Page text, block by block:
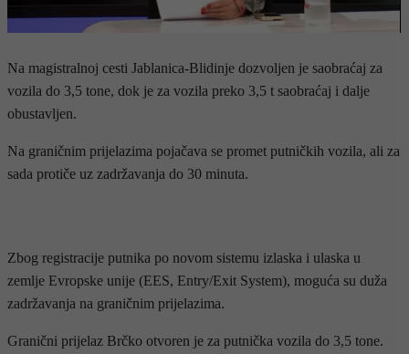
Na magistralnoj cesti Jablanica-Blidinje dozvoljen je saobraćaj za
vozila do 3,5 tone, dok je za vozila preko 3,5 t saobraćaj i dalje
obustavljen.
Na graničnim prijelazima pojačava se promet putničkih vozila, ali za
sada protiče uz zadržavanja do 30 minuta.
Zbog registracije putnika po novom sistemu izlaska i ulaska u
zemlje Evropske unije (EES, Entry/Exit System), moguća su duža
zadržavanja na graničnim prijelazima.
Granični prijelaz Brčko otvoren je za putnička vozila do 3,5 tone.